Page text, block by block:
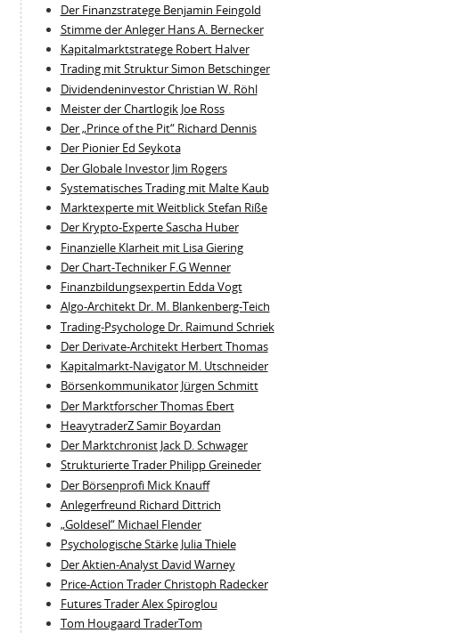
Der Finanzstratege Benjamin Feingold
Stimme der Anleger Hans A. Bernecker
Kapitalmarktstratege Robert Halver
Trading mit Struktur Simon Betschinger
Dividendeninvestor Christian W. Röhl
Meister der Chartlogik Joe Ross
Der „Prince of the Pit“ Richard Dennis
Der Pionier Ed Seykota
Der Globale Investor Jim Rogers
Systematisches Trading mit Malte Kaub
Marktexperte mit Weitblick Stefan Riße
Der Krypto-Experte Sascha Huber
Finanzielle Klarheit mit Lisa Giering
Der Chart-Techniker F.G Wenner
Finanzbildungsexpertin Edda Vogt
Algo‑Architekt Dr. M. Blankenberg‑Teich
Trading-Psychologe Dr. Raimund Schriek
Der Derivate‑Architekt Herbert Thomas
Kapitalmarkt-Navigator M. Utschneider
Börsenkommunikator Jürgen Schmitt
Der Marktforscher Thomas Ebert
HeavytraderZ Samir Boyardan
Der Marktchronist Jack D. Schwager
Strukturierte Trader Philipp Greineder
Der Börsenprofi Mick Knauff
Anlegerfreund Richard Dittrich
„Goldesel“ Michael Flender
Psychologische Stärke Julia Thiele
Der Aktien-Analyst David Warney
Price-Action Trader Christoph Radecker
Futures Trader Alex Spiroglou
Tom Hougaard TraderTom